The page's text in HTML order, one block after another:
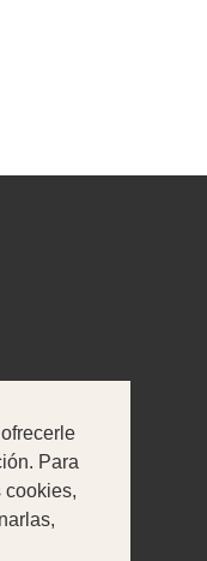
Para
cookies,